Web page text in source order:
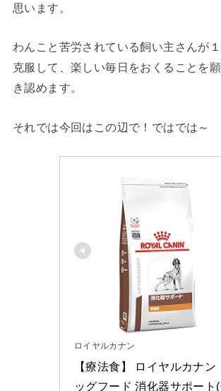
思います。
わんこと苦労されている飼い主さんが
克服して、楽しい毎日をおくることを
き認めます。
それでは今回はこの辺で！ではでは～
ロイヤルカナン
【療法食】 ロイヤルカナン
ッグフード 消化器サポート